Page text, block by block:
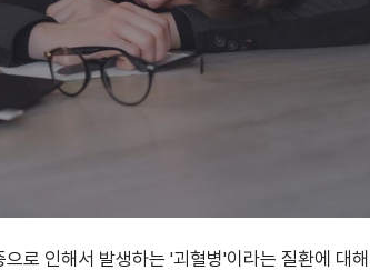
로 인해서 발생하는 '괴혈병'이라는 질환에 대해